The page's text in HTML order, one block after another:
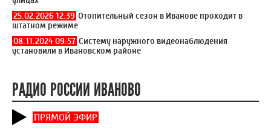
Таким образом, система позволяет отслеживать
происходящие события в онлайн-режиме, а записи с камер
помогут оперативно раскрывать правонарушения.
Добавим, что в этом году по программе "Безопасный город"
ЧИТАЙТЕ ТАКЖЕ